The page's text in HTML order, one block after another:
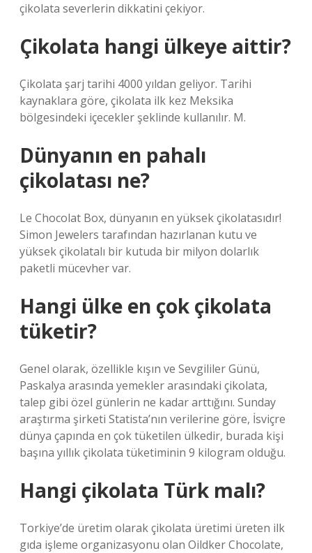
çikolata severlerin dikkatini çekiyor.
Çikolata hangi ülkeye aittir?
Çikolata şarj tarihi 4000 yıldan geliyor. Tarihi
kaynaklara göre, çikolata ilk kez Meksika
bölgesindeki içecekler şeklinde kullanılır. M.
Dünyanın en pahalı
çikolatası ne?
Le Chocolat Box, dünyanın en yüksek çikolatasıdır!
Simon Jewelers tarafından hazırlanan kutu ve
yüksek çikolatalı bir kutuda bir milyon dolarlık
paketli mücevher var.
Hangi ülke en çok çikolata
tüketir?
Genel olarak, özellikle kışın ve Sevgililer Günü,
Paskalya arasında yemekler arasındaki çikolata,
talep gibi özel günlerin ne kadar arttığını. Sunday
araştırma şirketi Statista’nın verilerine göre, İsviçre
dünya çapında en çok tüketilen ülkedir, burada kişi
başına yıllık çikolata tüketiminin 9 kilogram olduğu.
Hangi çikolata Türk malı?
Torkiye’de üretim olarak çikolata üretimi üreten ilk
gıda işleme organizasyonu olan Oildker Chocolate,